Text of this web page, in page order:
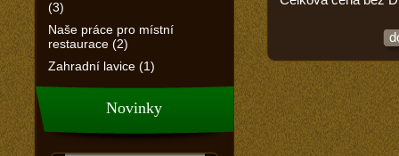
(3)
Naše práce pro místní
restaurace (2)
Zahradní lavice (1)
Novinky